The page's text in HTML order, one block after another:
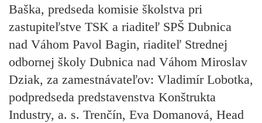
Baška, predseda komisie školstva pri
zastupiteľstve TSK a riaditeľ SPŠ Dubnica
nad Váhom Pavol Bagin, riaditeľ Strednej
odbornej školy Dubnica nad Váhom Miroslav
Dziak, za zamestnávateľov: Vladimír Lobotka,
podpredseda predstavenstva Konštrukta
Industry, a. s. Trenčín, Eva Domanová, Head